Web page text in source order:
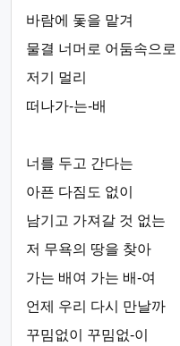
바람에 돛을 맡겨
물결 너머로 어둠속으로
저기 멀리
떠나가-는-배
너를 두고 간다는
아픈 다짐도 없이
남기고 가져갈 것 없는
저 무욕의 땅을 찾아
가는 배여 가는 배-여
언제 우리 다시 만날까
꾸밈없이 꾸밈없-이